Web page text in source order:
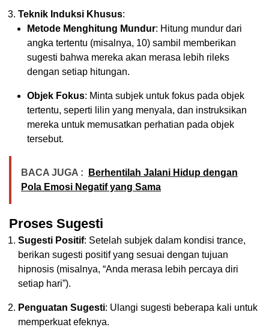
Teknik Induksi Khusus:
Metode Menghitung Mundur: Hitung mundur dari
angka tertentu (misalnya, 10) sambil memberikan
sugesti bahwa mereka akan merasa lebih rileks
dengan setiap hitungan.
Objek Fokus: Minta subjek untuk fokus pada objek
tertentu, seperti lilin yang menyala, dan instruksikan
mereka untuk memusatkan perhatian pada objek
tersebut.
BACA JUGA :
Berhentilah Jalani Hidup dengan
Pola Emosi Negatif yang Sama
Proses Sugesti
Sugesti Positif: Setelah subjek dalam kondisi trance,
berikan sugesti positif yang sesuai dengan tujuan
hipnosis (misalnya, “Anda merasa lebih percaya diri
setiap hari”).
Penguatan Sugesti: Ulangi sugesti beberapa kali untuk
memperkuat efeknya.